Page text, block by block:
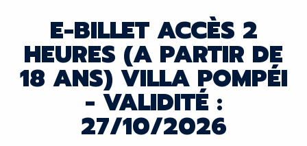
E-BILLET ACCÈS 2
HEURES (A PARTIR DE
18 ANS) VILLA POMPÉI
- VALIDITÉ :
27/10/2026